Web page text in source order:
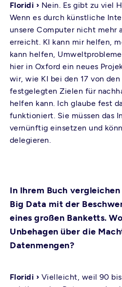
Floridi › Nein. Es gibt zu viel
Wenn es durch künstliche
unsere Computer nicht mehr
erreicht. KI kann mir helfen,
kann helfen,
hier in Oxford ein neues
wir, wie KI bei den 17 von
festgelegten Zielen für
helfen kann. Ich glaube fest
funktioniert. Sie müssen das
vernünftig einsetzen und
delegieren.
In Ihrem Buch
Big Data mit der
eines großen Banketts.
Unbehagen über die
Datenmengen?
Floridi › Vielleicht, weil 90